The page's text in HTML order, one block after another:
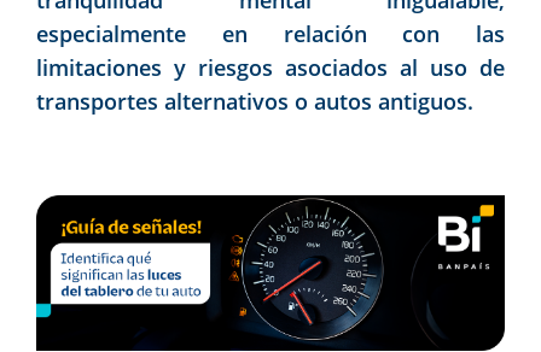
especialmente en relación con las
limitaciones y riesgos asociados al uso de
transportes alternativos o autos antiguos.